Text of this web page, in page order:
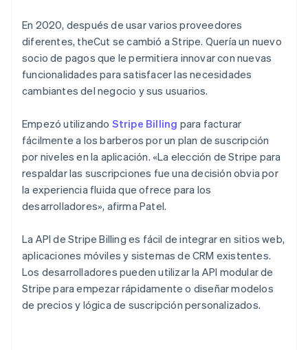
En 2020, después de usar varios proveedores
diferentes, theCut se cambió a Stripe. Quería un nuevo
socio de pagos que le permitiera innovar con nuevas
funcionalidades para satisfacer las necesidades
cambiantes del negocio y sus usuarios.
Empezó utilizando Stripe Billing para facturar
fácilmente a los barberos por un plan de suscripción
por niveles en la aplicación. «La elección de Stripe para
respaldar las suscripciones fue una decisión obvia por
la experiencia fluida que ofrece para los
desarrolladores», afirma Patel.
La API de Stripe Billing es fácil de integrar en sitios web,
aplicaciones móviles y sistemas de CRM existentes.
Los desarrolladores pueden utilizar la API modular de
Stripe para empezar rápidamente o diseñar modelos
de precios y lógica de suscripción personalizados.